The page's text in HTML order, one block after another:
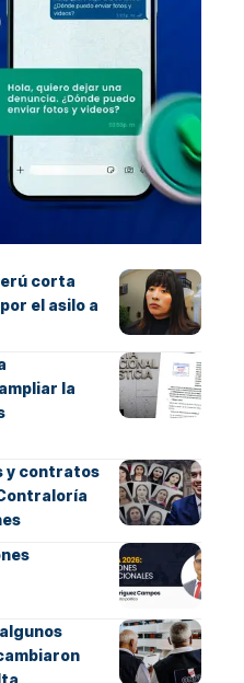
corta
el asilo a
la
y contratos